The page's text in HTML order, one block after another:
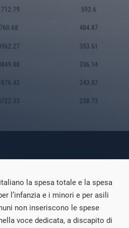
la spesa totale e la spesa
l’infanzia e i minori e per asili
non inseriscono le spese
voce dedicata, a discapito di